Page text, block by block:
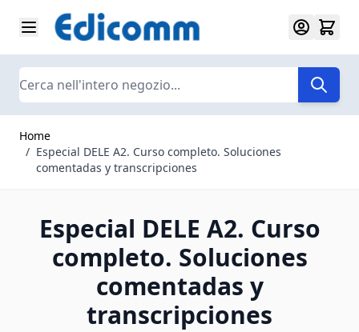
Salta al contenuto
Search
Home
/ Especial DELE A2. Curso completo. Soluciones
comentadas y transcripciones
Especial DELE A2. Curso
completo. Soluciones
comentadas y
transcripciones